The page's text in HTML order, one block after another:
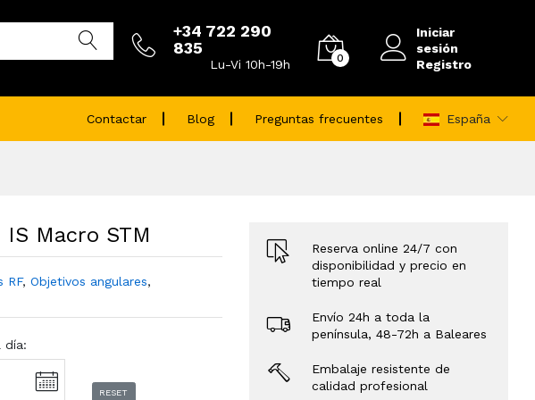
+34 722 290
835
Lu-Vi 10h-19h 0
Iniciar
sesión
Registro
Contactar Blog Preguntas frecuentes España
Macro STM
RF, Objetivos angulares,
día:
RESET
Reserva online 24/7 con
disponibilidad y precio en
tiempo real
Envío 24h a toda la
península, 48-72h a Baleares
Embalaje resistente de
calidad profesional